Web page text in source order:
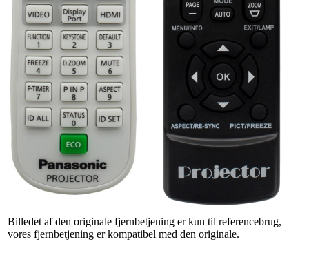
Billedet af den originale fjernbetjening er kun til referencebrug,
vores fjernbetjening er kompatibel med den originale.